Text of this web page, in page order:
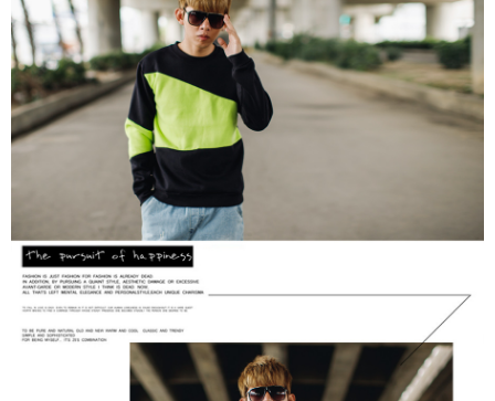
１．於結帳方式選擇「AFTEE先享後付」後，將跳轉至「AFTEE先享後付」
結帳頁面，進行簡訊認證並確認金額後，即可完成結帳。
２．訂單成立數日內，您將收到繳費通知簡訊。
３．收到繳費通知簡訊後14天內，點擊此簡訊中的連結，可透過四大超商／
ATM／網路銀行／等多元方式進行付款，方視為交易完成。
※ 請注意：結帳手續完成當下不需立刻繳費，但若您需要取消訂單，請聯絡
購買商品的店家。未經商家同意取消之訂單仍視為有效，需透過AFTEE先享
後付繳納相關費用。
※ 交易是否成功請以「AFTEE先享後付 」之結帳頁面顯示為準，若有關於
是否繳費成功／繳費後需取消欲退款等相關疑問，請聯繫「AFTEE先享後付
https://netprotections.freshdesk.com/support/home
【注意事項】
１．透過由恩沛科技股份有限公司提供之「AFTEE先享後付」服務完成之交
易，需依本服務之必要範圍內提供個人資料，並將交易相關給付款項請求債
權轉讓予恩沛科技股份有限公司。
https://aftee.tw/terms/#terms3
３．未成年的使用者請事先徵得法定代理人或監護人之同意方可使用
「AFTEE先享後付」，若未經同意申辦者引起之損失，本公司不負相關責
先付款後全家取貨
每筆NT$80，滿NT$1,800(含以上)免運費
7-11付款取貨
每筆NT$80，滿NT$1,800(含以上)免運費
先付款後7-11取貨
每筆NT$80，滿NT$1,800(含以上)免運費
宅配
每筆NT$120，滿NT$3,000(含以上)免運費